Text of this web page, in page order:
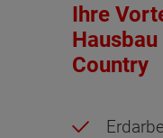
Ihre
Country